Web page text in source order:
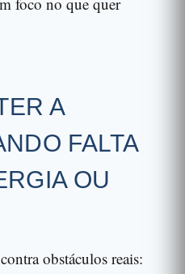
A
FALTA
OU
obstáculos reais: